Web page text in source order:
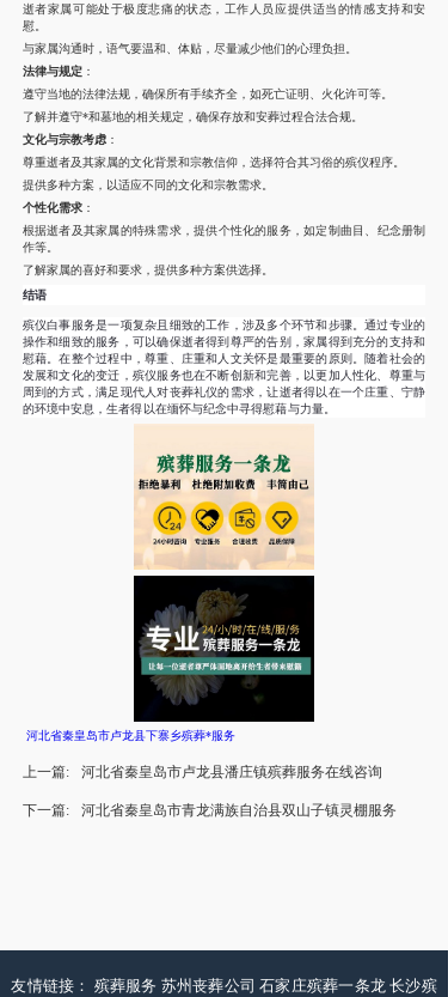
逝者家属可能处于极度悲痛的状态，工作人员应提供适当的情感支持和安
慰。
与家属沟通时，语气要温和、体贴，尽量减少他们的心理负担。
法律与规定：
遵守当地的法律法规，确保所有手续齐全，如死亡证明、火化许可等。
了解并遵守*和墓地的相关规定，确保存放和安葬过程合法合规。
文化与宗教考虑：
尊重逝者及其家属的文化背景和宗教信仰，选择符合其习俗的殡仪程序。
提供多种方案，以适应不同的文化和宗教需求。
个性化需求：
根据逝者及其家属的特殊需求，提供个性化的服务，如定制曲目、纪念册制
作等。
了解家属的喜好和要求，提供多种方案供选择。
结语
殡仪白事服务是一项复杂且细致的工作，涉及多个环节和步骤。通过专业的
操作和细致的服务，可以确保逝者得到尊严的告别，家属得到充分的支持和
慰藉。在整个过程中，尊重、庄重和人文关怀是最重要的原则。随着社会的
发展和文化的变迁，殡仪服务也在不断创新和完善，以更加人性化、尊重与
周到的方式，满足现代人对丧葬礼仪的需求，让逝者得以在一个庄重、宁静
的环境中安息，生者得以在缅怀与纪念中寻得慰藉与力量。
河北省秦皇岛市卢龙县下寨乡殡葬*服务
上一篇: 河北省秦皇岛市卢龙县潘庄镇殡葬服务在线咨询
下一篇: 河北省秦皇岛市青龙满族自治县双山子镇灵棚服务
友情链接： 殡葬服务 苏州丧葬公司石家庄殡葬一条龙长沙殡